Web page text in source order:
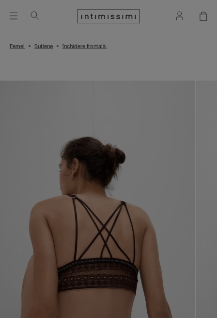
Femei Sutiene închidere frontală.